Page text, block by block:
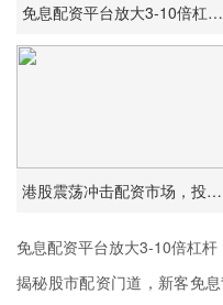
免息配资平台放大3-10倍杠杆，资金操作全包佣金低
港股震荡冲击配资市场，投资者如何应对及未来趋势分析
免息配资平台放大3-10倍杠
揭秘股市配资门道，新客免